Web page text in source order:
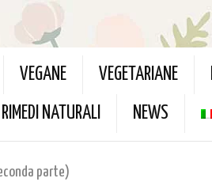
VEGANE VEGETARIANE
RIMEDI NATURALI NEWS
parte)